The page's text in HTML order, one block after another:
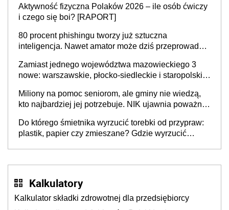
sprawy
Aktywność fizyczna Polaków 2026 – ile osób ćwiczy
i czego się boi? [RAPORT]
80 procent phishingu tworzy już sztuczna
inteligencja. Nawet amator może dziś przeprowadzić
Zamiast jednego województwa mazowieckiego 3
nowe: warszawskie, płocko-siedleckie i staropolskie.
stołecznych
Miliony na pomoc seniorom, ale gminy nie wiedzą,
kto najbardziej jej potrzebuje. NIK ujawnia poważną
Do którego śmietnika wyrzucić torebki od przypraw:
plastik, papier czy zmieszane? Gdzie wyrzucić
Kalkulatory
Kalkulator składki zdrowotnej dla przedsiębiorcy